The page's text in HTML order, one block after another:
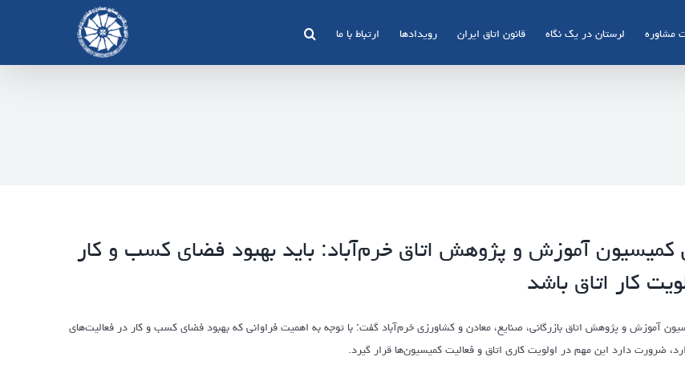
مشاوره لرستان در یک نگاه قانون اتاق ایران رویدادها ارتباط با ما
آموزش و پژوهش اتاق خرم‌آباد: باید بهبود فضای کسب و کار
کار اتاق باشد
آموزش و پژوهش اتاق بازرگانی، صنایع، معادن و کشاورزی خرم‌آباد گفت: با توجه به اهمیت فراوانی که بهبود فضای کسب و کار در فعالیت‌های
ضرورت دارد این مهم در اولویت کاری اتاق و فعالیت کمیسیون‌ها قرار گیرد.